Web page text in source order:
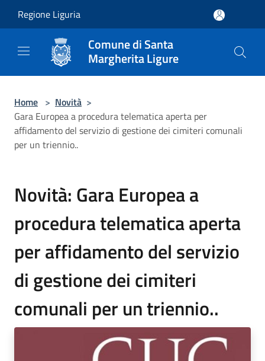
Regione Liguria
Comune di Santa
Margherita Ligure
Home > Novità >
Gara Europea a procedura telematica aperta per
affidamento del servizio di gestione dei cimiteri comunali
per un triennio..
Novità: Gara Europea a
procedura telematica aperta
per affidamento del servizio
di gestione dei cimiteri
comunali per un triennio..